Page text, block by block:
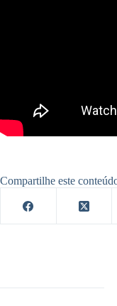
Compartilhe este